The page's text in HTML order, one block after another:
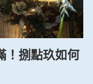
！捌點玖如何